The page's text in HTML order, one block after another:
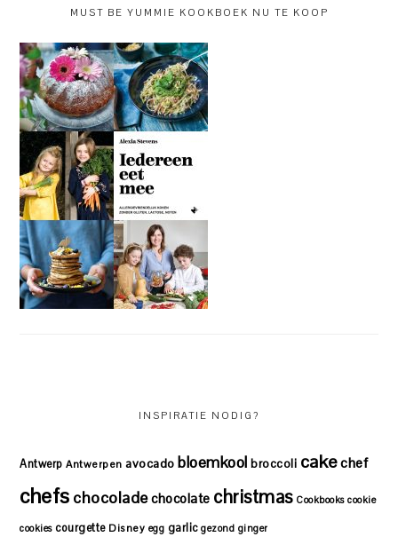
MUST BE YUMMIE KOOKBOEK NU TE KOOP
INSPIRATIE NODIG?
Antwerp Antwerpen avocado bloemkool broccoli cakechef
chefs chocoladechocolate christmas Cookbooks cookie
cookies courgette Disney egg garlic gezond ginger